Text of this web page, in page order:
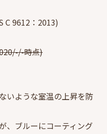
C 9612：2013)
時点)
いような室温の上昇を防
、ブルーにコーティング